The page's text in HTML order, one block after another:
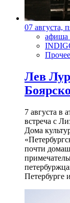
07 августа,
афиша
Прочее
Лев
7 августа в
встреча с
Дома
почти
Петербурге